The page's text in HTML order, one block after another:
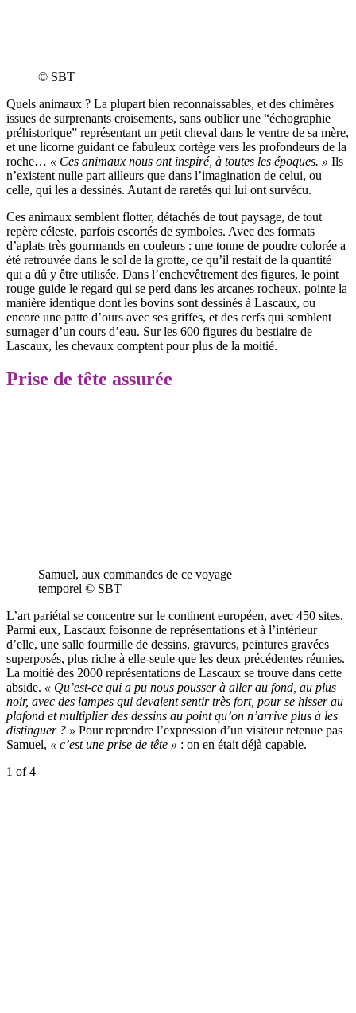
© SBT
Quels animaux ? La plupart bien reconnaissables, et des chimères
issues de surprenants croisements, sans oublier une “échographie
préhistorique” représentant un petit cheval dans le ventre de sa mère,
et une licorne guidant ce fabuleux cortège vers les profondeurs de la
roche… « Ces animaux nous ont inspiré, à toutes les époques. » Ils
n’existent nulle part ailleurs que dans l’imagination de celui, ou
celle, qui les a dessinés. Autant de raretés qui lui ont survécu.
Ces animaux semblent flotter, détachés de tout paysage, de tout
repère céleste, parfois escortés de symboles. Avec des formats
d’aplats très gourmands en couleurs : une tonne de poudre colorée a
été retrouvée dans le sol de la grotte, ce qu’il restait de la quantité
qui a dû y être utilisée. Dans l’enchevêtrement des figures, le point
rouge guide le regard qui se perd dans les arcanes rocheux, pointe la
manière identique dont les bovins sont dessinés à Lascaux, ou
encore une patte d’ours avec ses griffes, et des cerfs qui semblent
surnager d’un cours d’eau. Sur les 600 figures du bestiaire de
Lascaux, les chevaux comptent pour plus de la moitié.
Prise de tête assurée
Samuel, aux commandes de ce voyage
temporel © SBT
L’art pariétal se concentre sur le continent européen, avec 450 sites.
Parmi eux, Lascaux foisonne de représentations et à l’intérieur
d’elle, une salle fourmille de dessins, gravures, peintures gravées
superposés, plus riche à elle-seule que les deux précédentes réunies.
La moitié des 2000 représentations de Lascaux se trouve dans cette
abside. « Qu’est-ce qui a pu nous pousser à aller au fond, au plus
noir, avec des lampes qui devaient sentir très fort, pour se hisser au
plafond et multiplier des dessins au point qu’on n’arrive plus à les
distinguer ? » Pour reprendre l’expression d’un visiteur retenue pas
Samuel, « c’est une prise de tête » : on en était déjà capable.
1 of 4